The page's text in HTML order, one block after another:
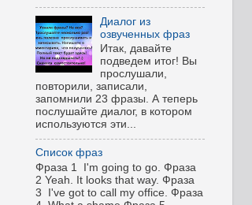
Диалог из
озвученных фраз
Итак, давайте
подведем итог! Вы
прослушали,
повторили, записали,
запомнили 23 фразы. А теперь
послушайте диалог, в котором
используются эти...
Список фраз
Фраза 1 I'm going to go. Фраза
2 Yeah. It looks that way. Фраза
3 I've got to call my office. Фраза